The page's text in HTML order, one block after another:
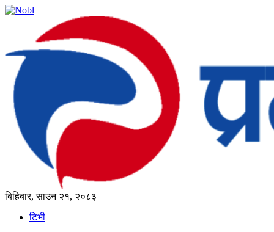
बिहिबार, साउन २१, २०८३
टिभी